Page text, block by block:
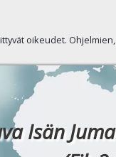
oikeudet.
Isän